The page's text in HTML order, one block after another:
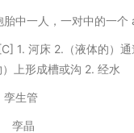
胎中一人，一对中的一
1. 河床 2.（液体的）
上形成槽或沟 2. 经水
孪生管
孪晶